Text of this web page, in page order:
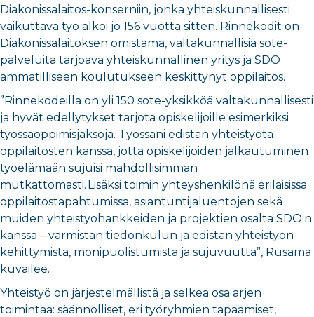
Diakonissalaitos-konserniin, jonka yhteiskunnallisesti
vaikuttava työ alkoi jo 156 vuotta sitten. Rinnekodit on
Diakonissalaitoksen omistama, valtakunnallisia sote-
palveluita tarjoava yhteiskunnallinen yritys ja SDO
ammatilliseen koulutukseen keskittynyt oppilaitos.
”Rinnekodeilla on yli 150 sote-yksikköä valtakunnallisesti
ja hyvät edellytykset tarjota opiskelijoille esimerkiksi
työssäoppimisjaksoja. Työssäni edistän yhteistyötä
oppilaitosten kanssa, jotta opiskelijoiden jalkautuminen
työelämään sujuisi mahdollisimman
mutkattomasti. Lisäksi toimin yhteyshenkilönä erilaisissa
oppilaitostapahtumissa, asiantuntijaluentojen sekä
muiden yhteistyöhankkeiden ja projektien osalta SDO:n
kanssa – varmistan tiedonkulun ja edistän yhteistyön
kehittymistä, monipuolistumista ja sujuvuutta”, Rusama
kuvailee.
Yhteistyö on järjestelmällistä ja selkeä osa arjen
toimintaa: säännölliset, eri työryhmien tapaamiset,